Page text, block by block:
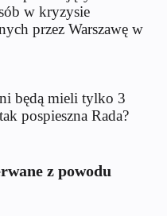
w kryzysie
przez Warszawę w
będą mieli tylko 3
pospieszna Rada?
z powodu